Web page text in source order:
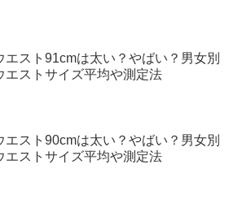
エスト91cmは太い？やばい？男女別
エストサイズ平均や測定法
エスト90cmは太い？やばい？男女別
エストサイズ平均や測定法